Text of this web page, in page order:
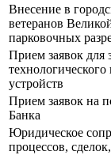
Внесение в
ветеранов
парковочных
Прием заявок для
устройств
Прием заявок на
Банка
Юридическое
процессов,